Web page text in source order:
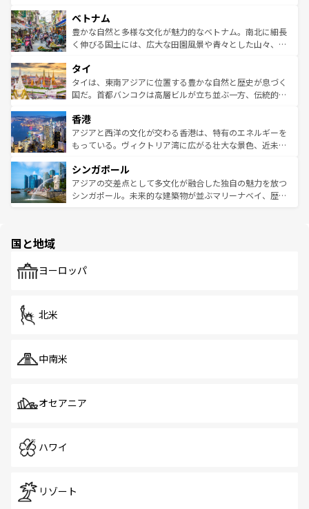
参照してほしい。
容にもいいと評判のスイーツなど、バラエティ豊かな料理
が味わえる。 なお、新着の台湾情報は コンテンツ一覧を参
照してほしい。
き、地方に足を延ばせば四季折々の自然美を楽しむことが
できる。そして、キムチや焼肉、絶品のストリートフード
まで、さまざまな韓国料理が待っている。夜には、韓国な
リティに包まれながら、韓国の多彩な魅力を心ゆくまで味
わってみてほしい。 なお、新着の韓国情報はコンテンツ一
覧を参照してほしい。
ベトナム
豊かな自然と多様な文化が魅力的なベトナム。南北に細長
く伸びる国土には、広大な田園風景や青々とした山々、世
急速な発展と共に伝統が息づく。ハノイの古い町並みやホ
ーチミン市のフランス統治時代の建物も、独特の雰囲気を
醸し出している。また、バラエティの豊かさとおいしさで
とつ。フォーやバインミー、ベトナムコーヒーなどは、ぜ
ひ現地で味わいたい。どの地域を訪れてもあたたかい人々
が旅行者を迎えてくれるので、きっと忘れられない旅にな
参照してほしい。
タイ
タイは、東南アジアに位置する豊かな自然と歴史が息づく
国だ。首都バンコクは高層ビルが立ち並ぶ一方、伝統的な
の活気が交差している。北部ではチェンマイなどの山岳地
帯で自然と触れ合い、南部ではプーケットやクラビの美し
いビーチでリゾート気分を楽しむことができる。タイ料理
激する。気候は一年中温暖で、どの季節にも異なる楽しみ
が待っている。親しみやすいタイの人々、仏教を中心とし
た文化、そして多様な観光資源が、訪れる旅人を魅了し続
香港
アジアと西洋の文化が交わる香港は、特有のエネルギーを
もっている。ヴィクトリア湾に広がる壮大な景色、近未来
み、どこを訪れても感動するはず。観光スポットが密集し
ており、効率よく見どころを回れるのも魅力。息をのむよ
うな絶景から文化的な体験まで、香港を存分に楽しみ尽く
シンガポール
アジアの交差点として多文化が融合した独自の魅力を放つ
シンガポール。未来的な建築物が並ぶマリーナベイ、歴史
で、ホーカーズは地元の風情を楽しめる外せないスポット
国と地域
ヨーロッパ
北米
中南米
オセアニア
ハワイ
リゾート